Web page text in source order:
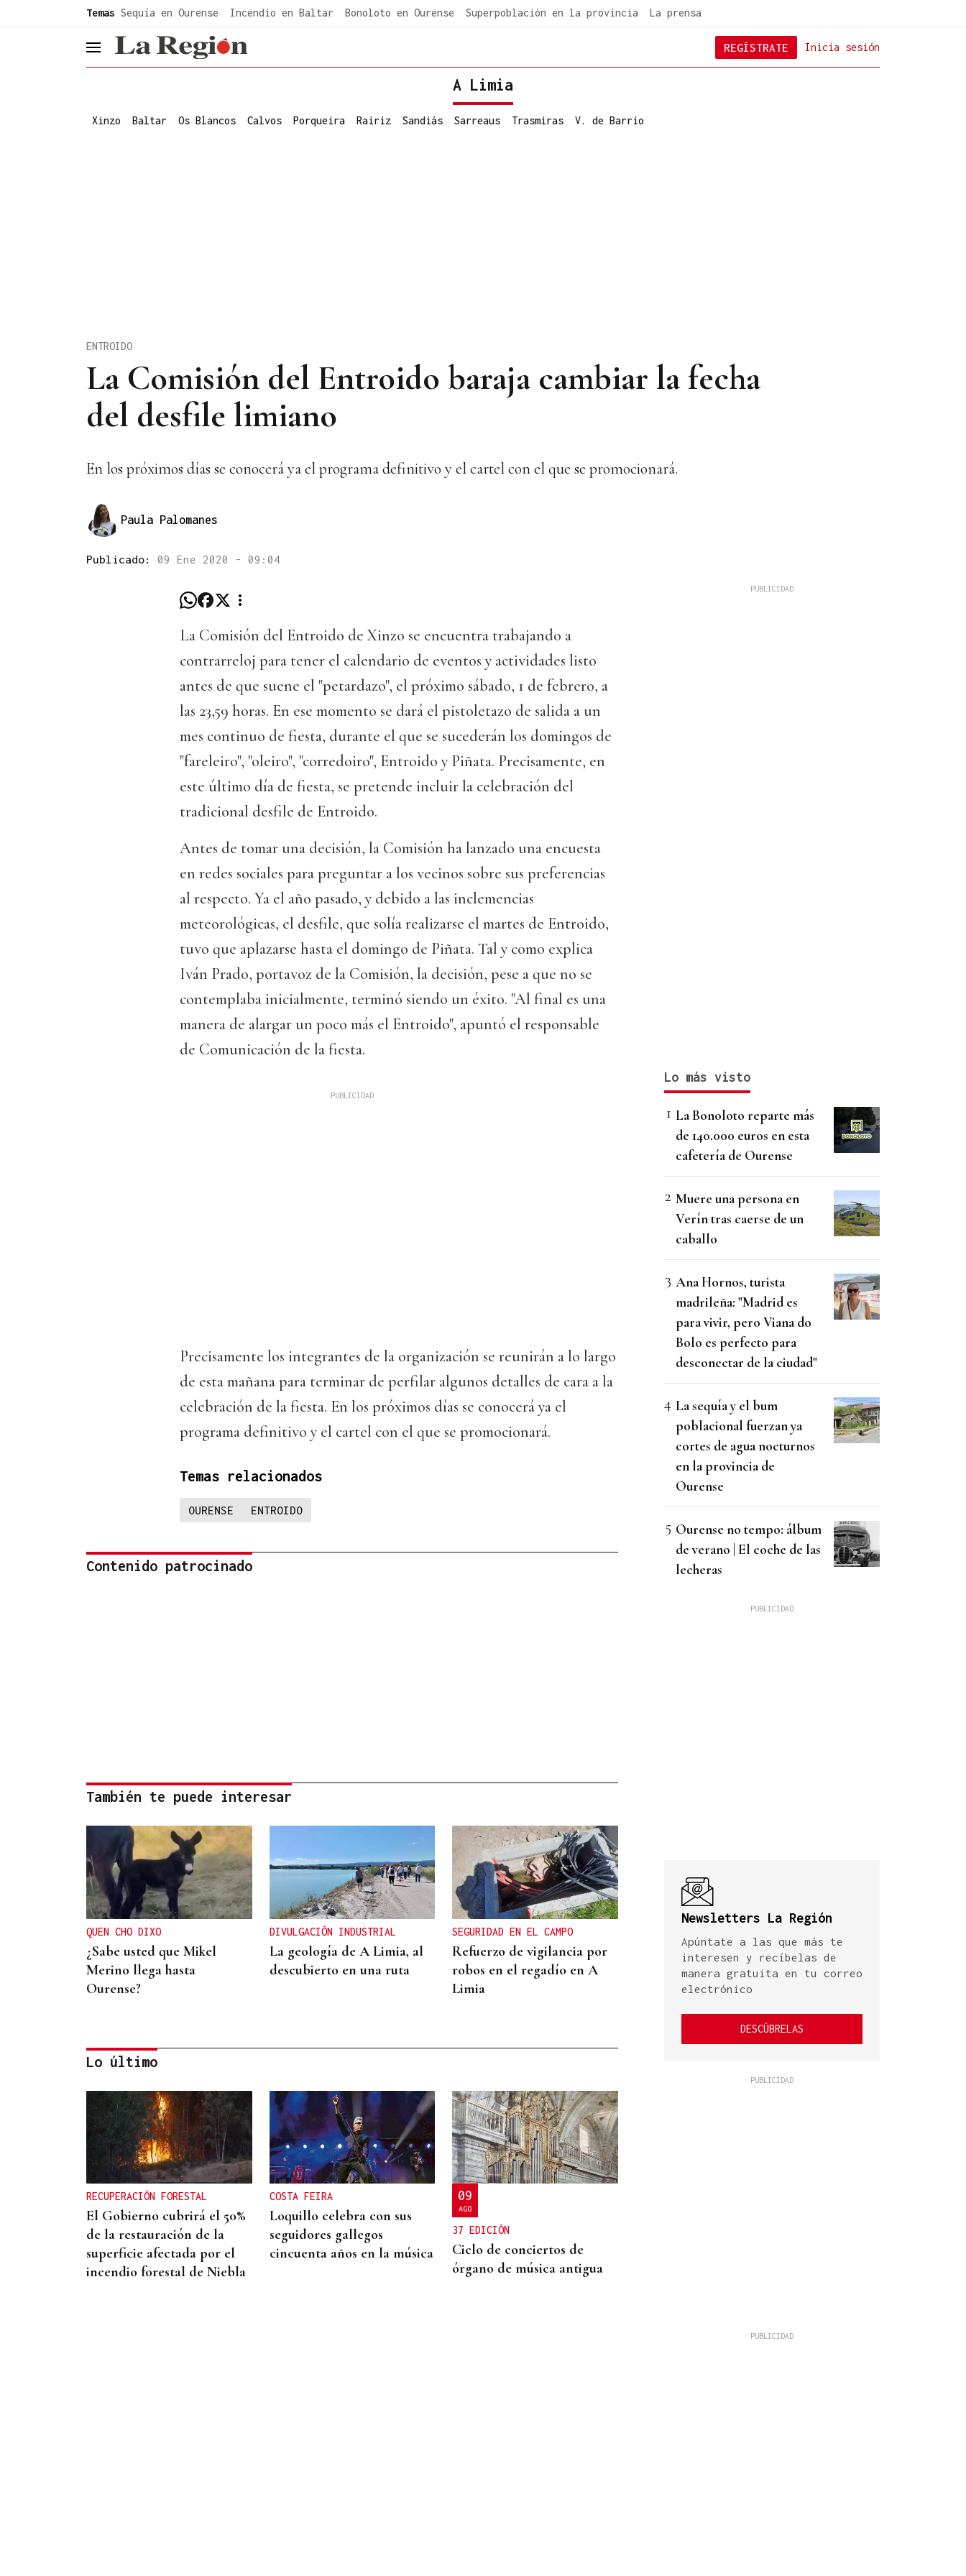
Temas Sequía en Ourense Incendio en Baltar Bonoloto en Ourense Superpoblación en la provincia La prensa
header.menu.open Inicia sesión
REGÍSTRATE
A Limia
Xinzo Baltar Os Blancos Calvos Porqueira Rairiz Sandiás Sarreaus Trasmiras V. de Barrio
La Comisión del Entroido baraja cambiar la fecha
del desfile limiano
ENTROIDO
En los próximos días se conocerá ya el programa definitivo y el cartel con el que se promocionará.
Paula Palomanes
Publicado: 09 Ene 2020 - 09:04
La Comisión del Entroido de Xinzo se encuentra trabajando a
contrarreloj para tener el calendario de eventos y actividades listo
antes de que suene el "petardazo", el próximo sábado, 1 de febrero, a
las 23,59 horas. En ese momento se dará el pistoletazo de salida a un
mes continuo de fiesta, durante el que se sucederán los domingos de
"fareleiro", "oleiro", "corredoiro", Entroido y Piñata. Precisamente, en
este último día de fiesta, se pretende incluir la celebración del
tradicional desfile de Entroido.
Antes de tomar una decisión, la Comisión ha lanzado una encuesta
en redes sociales para preguntar a los vecinos sobre sus preferencias
al respecto. Ya el año pasado, y debido a las inclemencias
meteorológicas, el desfile, que solía realizarse el martes de Entroido,
tuvo que aplazarse hasta el domingo de Piñata. Tal y como explica
Iván Prado, portavoz de la Comisión, la decisión, pese a que no se
contemplaba inicialmente, terminó siendo un éxito. "Al final es una
manera de alargar un poco más el Entroido", apuntó el responsable
de Comunicación de la fiesta.
Precisamente los integrantes de la organización se reunirán a lo largo
de esta mañana para terminar de perfilar algunos detalles de cara a la
celebración de la fiesta. En los próximos días se conocerá ya el
programa definitivo y el cartel con el que se promocionará.
Temas relacionados
OURENSE ENTROIDO
Contenido patrocinado
También te puede interesar
QUEN CHO DIXO
¿Sabe usted que Mikel
Merino llega hasta
Ourense?
DIVULGACIÓN INDUSTRIAL
La geología de A Limia, al
descubierto en una ruta
SEGURIDAD EN EL CAMPO
Refuerzo de vigilancia por
robos en el regadío en A
Limia
CONTROL DE POBOACIÓN
A Limia, “zona cero” para o
censo das aves galegas
Lo último
RECUPERACIÓN FORESTAL
El Gobierno cubrirá el 50%
de la restauración de la
superficie afectada por el
incendio forestal de Niebla
COSTA FEIRA
Loquillo celebra con sus
seguidores gallegos
cincuenta años en la música
09
AGO
37 EDICIÓN
Ciclo de conciertos de
órgano de música antigua
Lo más visto
La Bonoloto reparte más
de 140.000 euros en esta
cafetería de Ourense
Muere una persona en
Verín tras caerse de un
caballo
Ana Hornos, turista
madrileña: "Madrid es
para vivir, pero Viana do
Bolo es perfecto para
desconectar de la ciudad"
La sequía y el bum
poblacional fuerzan ya
cortes de agua nocturnos
en la provincia de
Ourense
Ourense no tempo: álbum
de verano | El coche de las
lecheras
Newsletters La Región
Apúntate a las que más te
interesen y recíbelas de
manera gratuita en tu correo
electrónico
DESCÚBRELAS